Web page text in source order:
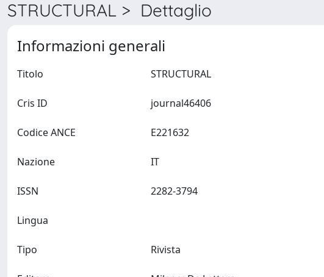
STRUCTURAL > Dettaglio
Informazioni generali
Titolo
Cris ID
Codice ANCE
Nazione
ISSN
Lingua
Tipo Rivista